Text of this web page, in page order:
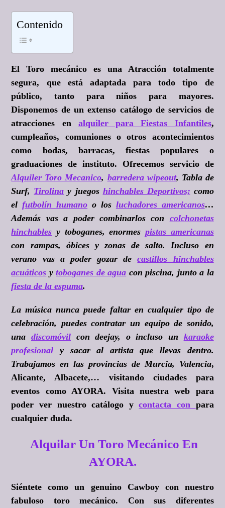
Contenido
El Toro mecánico es una Atracción totalmente
segura, que está adaptada para todo tipo de
público, tanto para niños para mayores.
Disponemos de un extenso catálogo de servicios de
atracciones en alquiler para Fiestas Infantiles,
cumpleaños, comuniones o otros acontecimientos
como bodas, barracas, fiestas populares o
graduaciones de instituto. Ofrecemos servicio de
Alquiler Toro Mecanico, barredera wipeout, Tabla de
Surf, Tirolina y juegos hinchables Deportivos; como
elfutbolín humano o los luchadores americanos…
Además vas a poder combinarlos con colchonetas
hinchables y toboganes, enormes pistas americanas
con rampas, óbices y zonas de salto. Incluso en
verano vas a poder gozar decastillos hinchables
acuáticos ytoboganes de agua con piscina, junto a la
fiesta de la espuma.
La música nunca puede faltar en cualquier tipo de
celebración, puedes contratar un equipo de sonido,
unadiscomóvil con deejay, o incluso un karaoke
profesional y sacar al artista que llevas dentro.
Trabajamos en las provincias de Murcia, Valencia,
Alicante, Albacete,… visitando ciudades para
eventos como AYORA. Visita nuestra web para
poder ver nuestro catálogo ycontacta con para
cualquier duda.
Alquilar Un Toro Mecánico En
AYORA.
Siéntete como un genuino Cawboy con nuestro
fabuloso toro mecánico. Con sus diferentes